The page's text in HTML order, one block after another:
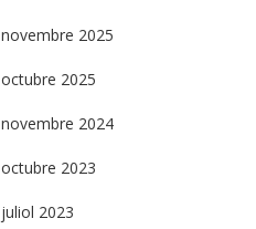
novembre 2025
octubre 2025
novembre 2024
octubre 2023
juliol 2023